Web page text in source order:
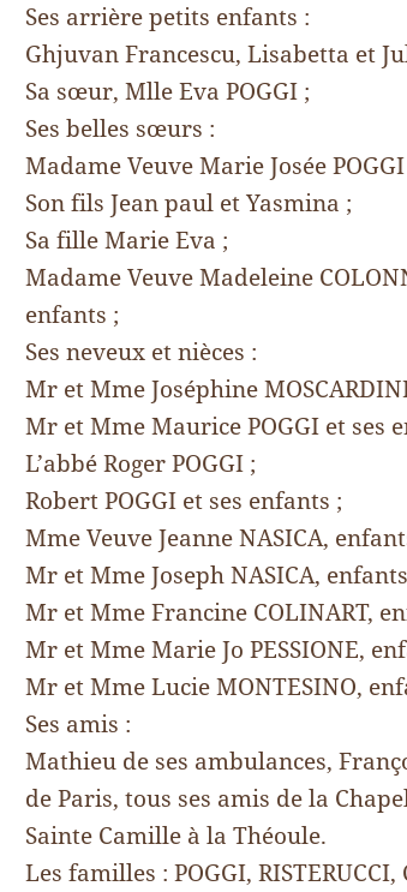
Ses arrière petits enfants :
Ghjuvan Francescu, Lisabetta et
Sa sœur, Mlle Eva POGGI ;
Ses belles sœurs :
Madame Veuve Marie Josée
Son fils Jean paul et Yasmina ;
Sa fille Marie Eva ;
Madame Veuve Madeleine
enfants ;
Ses neveux et nièces :
Mr et Mme Joséphine
Mr et Mme Maurice POGGI et ses
L’abbé Roger POGGI ;
Robert POGGI et ses enfants ;
Mme Veuve Jeanne NASICA,
Mr et Mme Joseph NASICA,
Mr et Mme Francine COLINART,
Mr et Mme Marie Jo PESSIONE,
Mr et Mme Lucie MONTESINO,
Ses amis :
Mathieu de ses ambulances,
de Paris, tous ses amis de la
Sainte Camille à la Théoule.
Les familles : POGGI, RISTERUCCI,